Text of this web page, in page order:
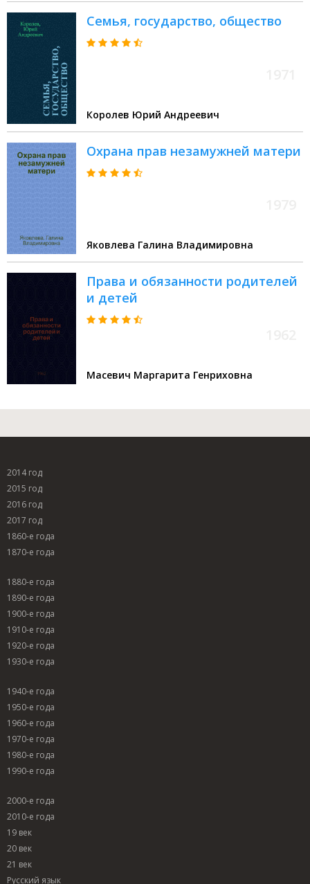
Семья, государство, общество
Королев Юрий Андреевич
Охрана прав незамужней матери
Яковлева Галина Владимировна
Права и обязанности родителей
и детей
Масевич Маргарита Генриховна
2014 год
2015 год
2016 год
2017 год
1860-е года
1870-е года
1880-е года
1890-е года
1900-е года
1910-е года
1920-е года
1930-е года
1940-е года
1950-е года
1960-е года
1970-е года
1980-е года
1990-е года
2000-е года
2010-е года
19 век
20 век
21 век
Русский язык